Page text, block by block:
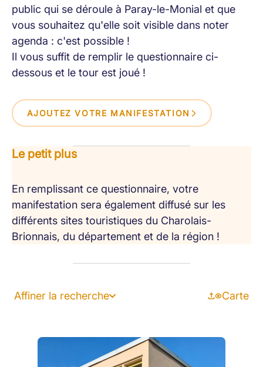
public qui se déroule à Paray-le-Monial et que
vous souhaitez qu'elle soit visible dans noter
agenda : c'est possible !
Il vous suffit de remplir le questionnaire ci-
dessous et le tour est joué !
AJOUTEZ VOTRE MANIFESTATION
Le petit plus
En remplissant ce questionnaire, votre
manifestation sera également diffusé sur les
différents sites touristiques du Charolais-
Brionnais, du département et de la région !
Affiner la recherche Carte